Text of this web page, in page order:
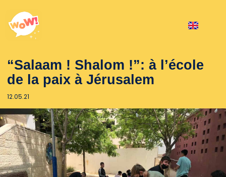
“Salaam ! Shalom !”: à l’école
de la paix à Jérusalem
12.05.21